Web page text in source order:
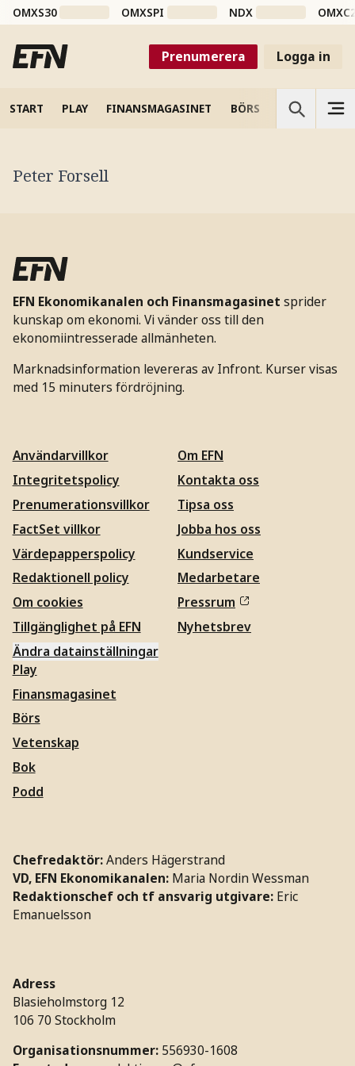
OMXS30 OMXSPI NDX
Prenumerera Logga in
START PLAY FINANSMAGASINET BÖRS VETENSKAP
Peter Forsell
EFN Ekonomikanalen och Finansmagasinet sprider
kunskap om ekonomi. Vi vänder oss till den
ekonomiintresserade allmänheten.
Marknadsinformation levereras av Infront. Kurser visas
med 15 minuters fördröjning.
Användarvillkor
Integritetspolicy
Prenumerationsvillkor
FactSet villkor
Värdepapperspolicy
Redaktionell policy
Om cookies
Tillgänglighet på EFN
Ändra datainställningar
Om EFN
Kontakta oss
Tipsa oss
Jobba hos oss
Kundservice
Medarbetare
Pressrum
Nyhetsbrev
Play
Finansmagasinet
Börs
Vetenskap
Bok
Podd
Chefredaktör:Anders Hägerstrand
VD, EFN Ekonomikanalen: Maria Nordin Wessman
Redaktionschef och tf ansvarig utgivare: Eric
Emanuelsson
Adress
Blasieholmstorg 12
106 70 Stockholm
Organisationsnummer: 556930-1608